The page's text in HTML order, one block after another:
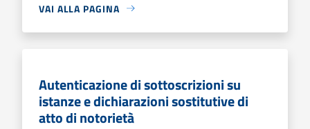
VAI ALLA PAGINA
Autenticazione di sottoscrizioni su
istanze e dichiarazioni sostitutive di
atto di notorietà